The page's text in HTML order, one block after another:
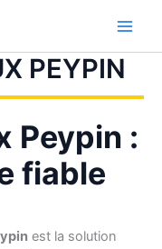
PEYPIN
Peypin :
fiable
est la solution